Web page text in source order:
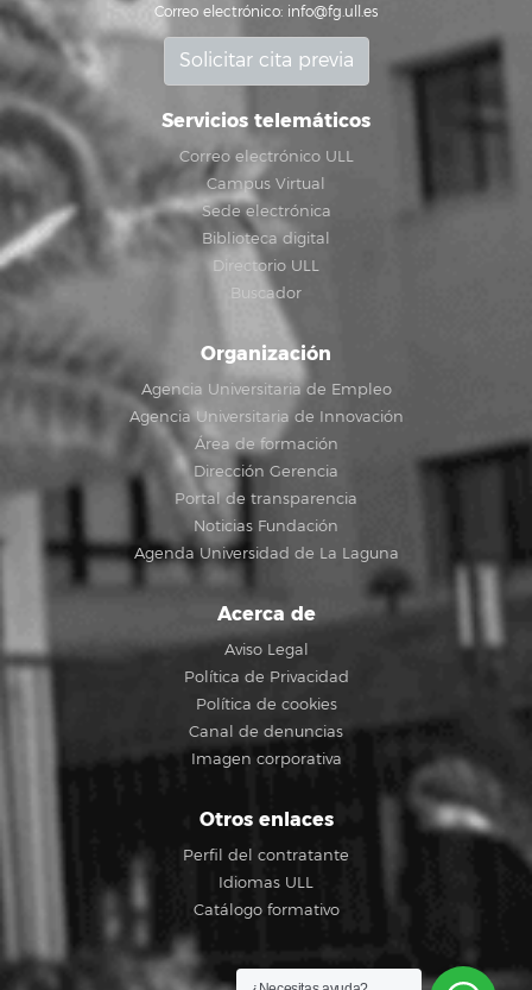
Correo electrónico: info@fg.ull.es
Solicitar cita previa
Servicios telemáticos
Correo electrónico ULL
Campus Virtual
Sede electrónica
Biblioteca digital
Directorio ULL
Buscador
Organización
Agencia Universitaria de Empleo
Agencia Universitaria de Innovación
Área de formación
Dirección Gerencia
Portal de transparencia
Noticias Fundación
Agenda Universidad de La Laguna
Acerca de
Aviso Legal
Política de Privacidad
Política de cookies
Canal de denuncias
Imagen corporativa
Otros enlaces
Perfil del contratante
Idiomas ULL
Catálogo formativo